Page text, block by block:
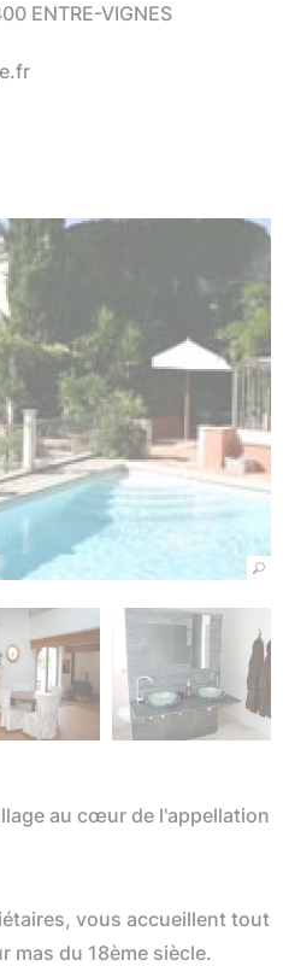
ENTRE-VIGNES
au cœur de l'appellation
vous accueillent tout
mas du 18ème siècle.